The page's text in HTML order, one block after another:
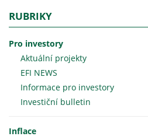
RUBRIKY
Pro investory
Aktuální projekty
EFI NEWS
Informace pro investory
Investiční bulletin
Inflace